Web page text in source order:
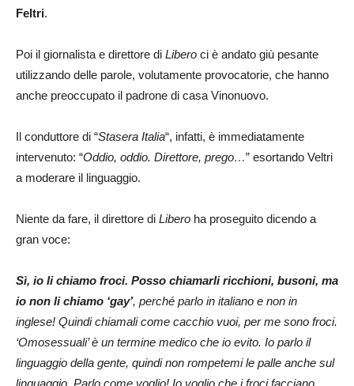
Feltri.
Poi il giornalista e direttore di Libero ci è andato giù pesante
utilizzando delle parole, volutamente provocatorie, che hanno
anche preoccupato il padrone di casa Vinonuovo.
Il conduttore di “Stasera Italia“, infatti, è immediatamente
intervenuto: “Oddio, oddio. Direttore, prego…” esortando Veltri
a moderare il linguaggio.
Niente da fare, il direttore di Libero ha proseguito dicendo a
gran voce:
Sì, io li chiamo froci. Posso chiamarli ricchioni, busoni, ma
io non li chiamo ‘gay’, perché parlo in italiano e non in
inglese! Quindi chiamali come cacchio vuoi, per me sono froci.
‘Omosessuali’ è un termine medico che io evito. Io parlo il
linguaggio della gente, quindi non rompetemi le palle anche sul
linguaggio. Parlo come voglio! Io voglio che i froci facciano